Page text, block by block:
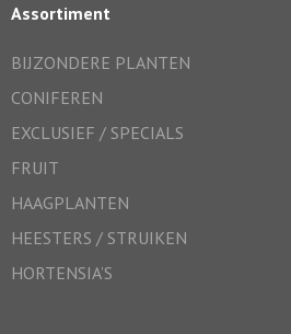
Assortiment
BIJZONDERE PLANTEN
CONIFEREN
EXCLUSIEF / SPECIALS
FRUIT
HAAGPLANTEN
HEESTERS / STRUIKEN
HORTENSIA’S